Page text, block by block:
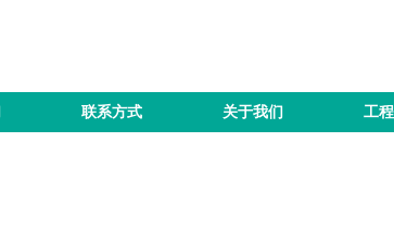
联系方式 关于我们 工